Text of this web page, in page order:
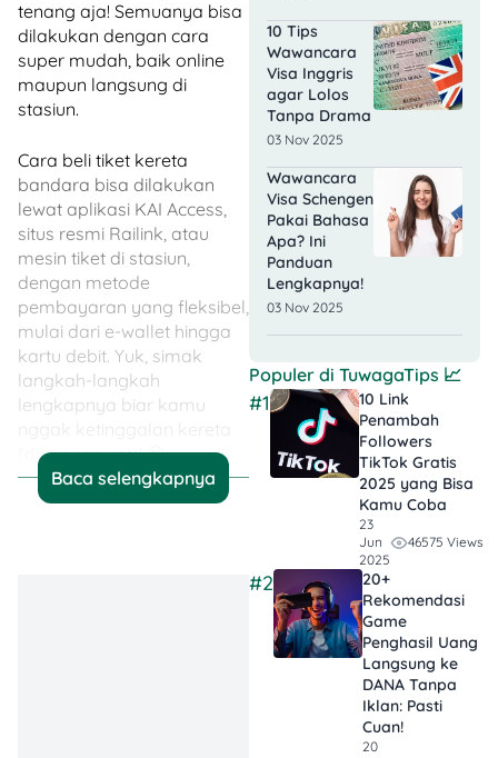
tenang aja! Semuanya bisa
dilakukan dengan cara
super mudah, baik online
maupun langsung di
stasiun.
Cara beli tiket kereta
bandara bisa dilakukan
lewat aplikasi KAI Access,
situs resmi Railink, atau
mesin tiket di stasiun,
dengan metode
pembayaran yang fleksibel,
mulai dari e-wallet hingga
kartu debit. Yuk, simak
langkah-langkah
lengkapnya biar kamu
(dan pesawat)! 😉
Baca selengkapnya
10 Tips
Wawancara
Visa Inggris
agar Lolos
Tanpa Drama
03 Nov 2025
Wawancara
Visa Schengen
Pakai Bahasa
Apa? Ini
Panduan
Lengkapnya!
03 Nov 2025
Populer di TuwagaTips 📈
#1
10 Link
Penambah
Followers
TikTok Gratis​
2025 yang Bisa
Kamu Coba
23
Jun
2025
46575 Views
#2
20+
Rekomendasi
Game
Penghasil Uang
Langsung ke
DANA Tanpa
Iklan​: Pasti
Cuan!
20